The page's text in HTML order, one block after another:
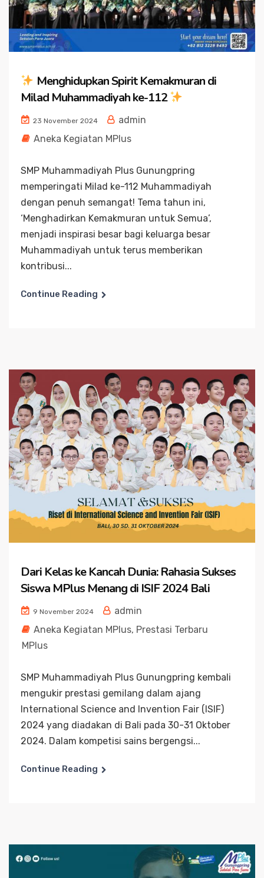
Menghidupkan Spirit Kemakmuran di
Milad Muhammadiyah ke-112
23 November 2024
admin
Aneka Kegiatan MPlus
SMP Muhammadiyah Plus Gunungpring
memperingati Milad ke-112 Muhammadiyah
dengan penuh semangat! Tema tahun ini,
‘Menghadirkan Kemakmuran untuk Semua’,
menjadi inspirasi besar bagi keluarga besar
Muhammadiyah untuk terus memberikan
kontribusi...
Continue Reading
Dari Kelas ke Kancah Dunia: Rahasia Sukses
Siswa MPlus Menang di ISIF 2024 Bali
9 November 2024
admin
Aneka Kegiatan MPlus, Prestasi Terbaru
MPlus
SMP Muhammadiyah Plus Gunungpring kembali
mengukir prestasi gemilang dalam ajang
International Science and Invention Fair (ISIF)
2024 yang diadakan di Bali pada 30-31 Oktober
2024. Dalam kompetisi sains bergengsi...
Continue Reading